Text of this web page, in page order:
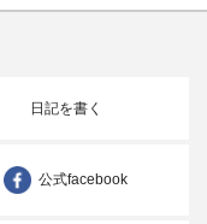
日記を書く
公式facebook